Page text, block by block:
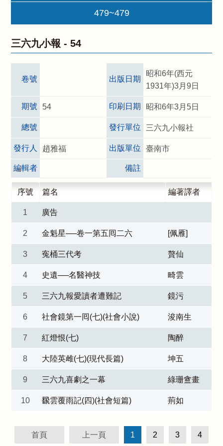
479~479
三六九小報 -54
卷號 出版日期
昭和6年(西元
1931年)3月9日
期號 54 印刷日期 昭和6年3月5日
總號 發行單位 三六九小報社
發行人 趙雅福 出版單位 臺南市
編輯者 備註
序號 篇名 編著譯者
1 廣告
2 金魁星──卷一第五囘二六 [佩雁]
3 寃桶三代考 贅仙
4 史遺──名醫神技 畸雲
5 三六九報愛讀者遭難記 鏡污
6 社會鏡第一囘(七)(社會小說) 浚南生
7 紅燈恨(七) 陶醉
8 大陸英雌(七)(現代長篇) 坤五
9 三六九喜劇之一幕 綠珊盦畫
10 飜雲覆雨記(四)(社會短篇) 荊如
首頁 上一頁 1 2 3 4